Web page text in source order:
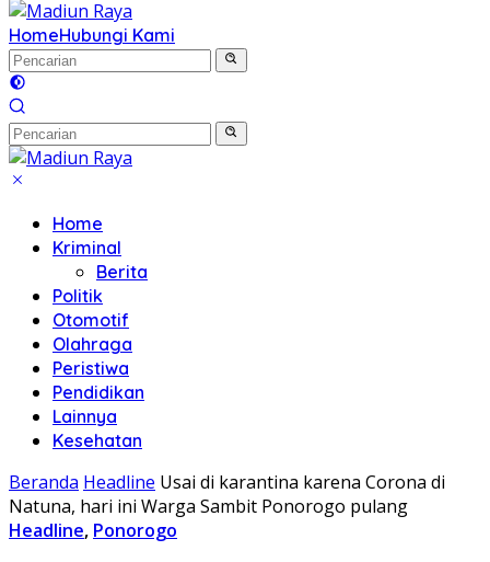
HomeHubungi Kami
Home
Kriminal
Berita
Politik
Otomotif
Olahraga
Peristiwa
Pendidikan
Lainnya
Kesehatan
Beranda Headline Usai di karantina karena Corona di
Natuna, hari ini Warga Sambit Ponorogo pulang
Headline, Ponorogo